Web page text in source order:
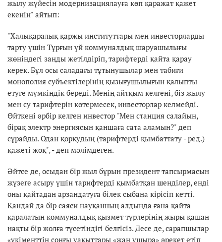
жылу жүйесін модернизациялауға көп қаражат қажет
екенін" айтып:
"Халықаралық қаржы институттары мен инвесторларды
тарту үшін Тұрғын үй коммуналдық шаруашылығы
жөніндегі заңды жетілдіріп, тарифтерді қайта қарау
керек. Бұл осы саладағы тұтынушылар мен табиғи
монополия субъектілерінің қызығушылығын қалыпты
етуге мүмкіндік береді. Менің айтқым келгені, біз жылу
мен су тарифтерін көтермесек, инвесторлар келмейді.
Өйткені әрбір келген инвестор "Мен станция салайын,
бірақ электр энергиясын қаншаға сата аламын?" деп
сұрайды. Одан қорқудың (тарифтерді қымбаттату - ред.)
қажеті жоқ", - деп мәлімдеген.
Әйтсе де, осыдан бір жыл бұрын президент тапсырмасын
жүзеге асыру үшін тарифтерді қымбатқан шенділер, енді
оны қайтадан арзандатуға білек сыбана кірісіп кетті.
Қандай да бір саяси науқанның алдында ғана қайта
қаралатын коммуналдық қызмет түрлерінің жыры қашан
нақты бір жолға түсетіндігі белгісіз. Десе де, сарапшылар
«үкіменттің соңғы уақыттары «жан ұшыра» әрекет етіп